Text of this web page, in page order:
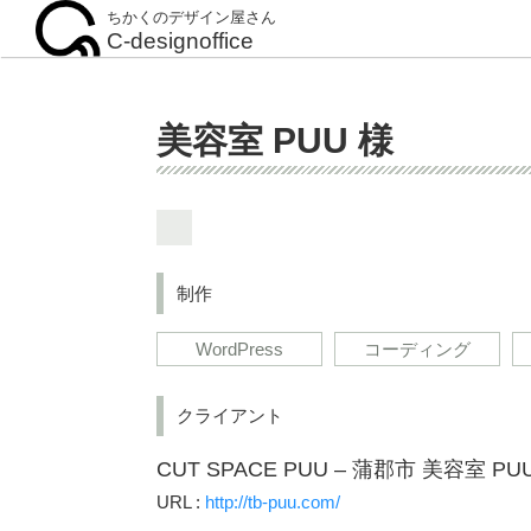
ちかくのデザイン屋さん
C-designoffice
美容室 PUU 様
制作
WordPress コーディング
クライアント
CUT SPACE PUU – 蒲郡市 美容室
URL : http://tb-puu.com/